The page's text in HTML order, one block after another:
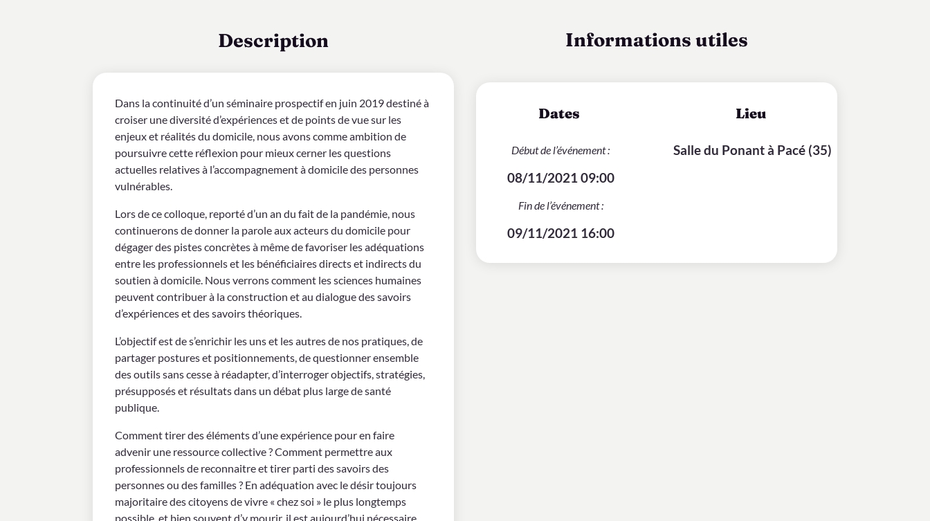
Description
Dans la continuité d’un séminaire prospectif en juin 2019 destiné à
croiser une diversité d’expériences et de points de vue sur les
enjeux et réalités du domicile, nous avons comme ambition de
poursuivre cette réflexion pour mieux cerner les questions
actuelles relatives à l’accompagnement à domicile des personnes
vulnérables.
Lors de ce colloque, reporté d’un an du fait de la pandémie, nous
continuerons de donner la parole aux acteurs du domicile pour
dégager des pistes concrètes à même de favoriser les adéquations
entre les professionnels et les bénéficiaires directs et indirects du
soutien à domicile. Nous verrons comment les sciences humaines
peuvent contribuer à la construction et au dialogue des savoirs
d’expériences et des savoirs théoriques.
L’objectif est de s’enrichir les uns et les autres de nos pratiques, de
partager postures et positionnements, de questionner ensemble
des outils sans cesse à réadapter, d’interroger objectifs, stratégies,
présupposés et résultats dans un débat plus large de santé
publique.
Comment tirer des éléments d’une expérience pour en faire
advenir une ressource collective ? Comment permettre aux
professionnels de reconnaitre et tirer parti des savoirs des
personnes ou des familles ? En adéquation avec le désir toujours
majoritaire des citoyens de vivre « chez soi » le plus longtemps
possible, et bien souvent d’y mourir, il est aujourd’hui nécessaire,
Informations utiles
Dates
Début de l’événement :
08/11/2021 09:00
Fin de l’événement :
09/11/2021 16:00
Lieu
Salle du Ponant à Pacé (35)